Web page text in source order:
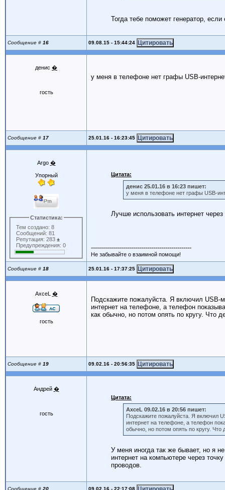
Тогда тебе поможет генератор,
Сообщение # 16 09.08.15 - 15:44:24
денис �
гость
у меня в телефоне нет графы USB-
Сообщение # 17 25.01.16 - 16:23:45
Argo �
Упорный
Статистика:
Тем создано: 8
Сообщений: 81
Репутация: 283±
Предупреждения: 0
Цитата:
денис 25.01.16 в 16:23 пишет:
у меня в телефоне нет графы USB-
Лучше использовать интернет
--------------------------------------------------
Не забывайте о взаимной помощи!
Сообщение # 18 25.01.16 - 17:37:25
AxceL �
гость
Подскажите пожалуйста. Я включил USB-
интернет на телефоне, а телефон
как обычно, но потом опять по кругу. Что
Сообщение # 19 09.02.16 - 20:56:35
Андрей �
гость
Цитата:
AxceL 09.02.16 в 20:56 пишет:
Подскажите пожалуйста. Я включил
интернет на телефоне, а телефон
обычно, но потом опять по кругу. Что
У меня иногда так же бывает, но я
интернет на компьютере через
проводов.
Сообщение # 20 09.02.16 - 22:17:08